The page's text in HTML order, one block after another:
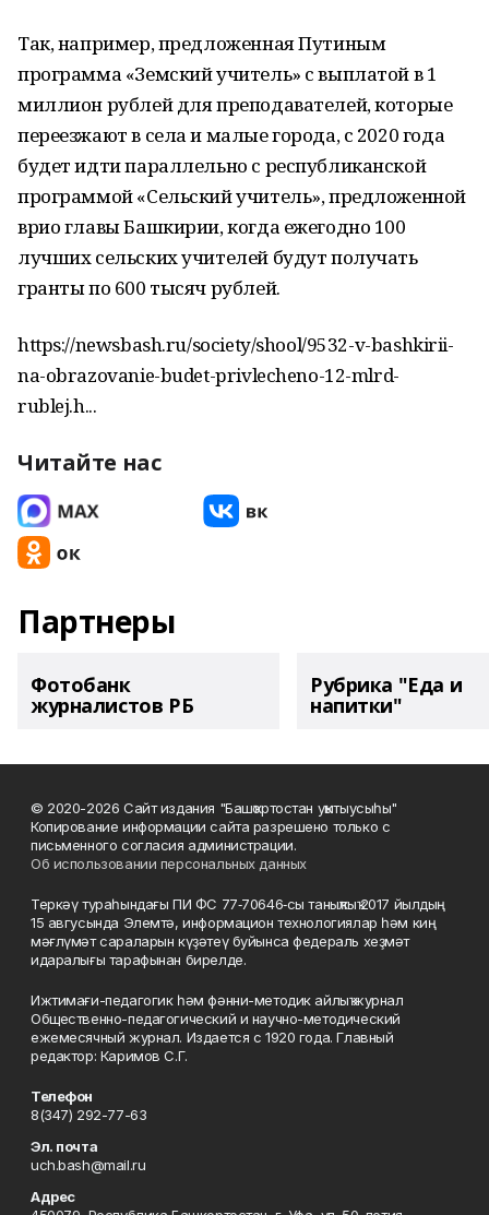
Так, например, предложенная Путиным
программа «Земский учитель» с выплатой в 1
миллион рублей для преподавателей, которые
переезжают в села и малые города, с 2020 года
будет идти параллельно с республиканской
программой «Сельский учитель», предложенной
врио главы Башкирии, когда ежегодно 100
лучших сельских учителей будут получать
гранты по 600 тысяч рублей.
https://newsbash.ru/society/shool/9532-v-bashkirii-
na-obrazovanie-budet-privlecheno-12-mlrd-
rublej.h...
Читайте нас
Партнеры
Фотобанк
журналистов РБ
Рубрика "Еда и
напитки"
© 2020-2026 Сайт издания "Башҡортостан уҡытыусыһы"
Копирование информации сайта разрешено только с
письменного согласия администрации.
Об использовании персональных данных
Теркәү тураһындағы ПИ ФС 77‑70646‑сы таныҡлыҡ 2017 йылдың
15 авгусында Элемтә, информацион технологиялар һәм киң
мәғлүмәт сараларын күҙәтеү буйынса федераль хеҙмәт
идаралығы тарафынан бирелде.
Ижтимағи-педагогик һәм фәнни-методик айлыҡ журнал
Общественно-педагогический и научно-методический
ежемесячный журнал. Издается с 1920 года. Главный
редактор: Каримов С.Г.
Телефон
8(347) 292-77-63
Эл. почта
uch.bash@mail.ru
Адрес